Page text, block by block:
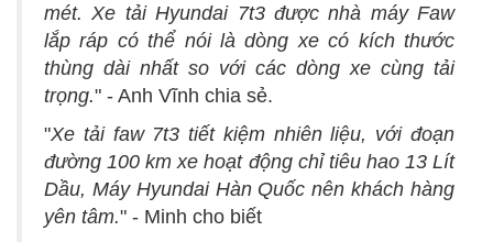
mét. Xe tải Hyundai 7t3 được nhà máy Faw
lắp ráp có thể nói là dòng xe có kích thước
thùng dài nhất so với các dòng xe cùng tải
trọng." - Anh Vĩnh chia sẻ.
"Xe tải faw 7t3 tiết kiệm nhiên liệu, với đoạn
đường 100 km xe hoạt động chỉ tiêu hao 13 Lít
Dầu, Máy Hyundai Hàn Quốc nên khách hàng
yên tâm." - Minh cho biết